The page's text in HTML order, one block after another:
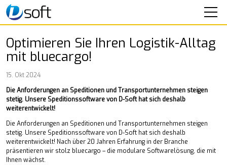
SOFTWARE
SEMINARE
IT-SERVICE
UNTERNEHMEN
Aktuelles
Über uns
Mitarbeiter
Optimieren Sie Ihren Logistik-Alltag
mit bluecargo!
15. Okt 2024
Die Anforderungen an Speditionen und Transportunternehmen steigen
stetig. Unsere Speditionssoftware von D-Soft hat sich deshalb
weiterentwickelt!
Die Anforderungen an Speditionen und Transportunternehmen steigen
stetig. Unsere Speditionssoftware von D-Soft hat sich deshalb
weiterentwickelt! Nach über 20 Jahren Erfahrung in der Branche
präsentieren wir stolz bluecargo – die modulare Softwarelösung, die mit
Ihnen wächst.